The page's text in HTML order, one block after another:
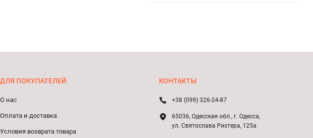
ДЛЯ ПОКУПАТЕЛЕЙ
О нас
Оплата и доставка
Условия возврата товара
КОНТАКТЫ
+38 (099) 326-24-87
65036, Одесская обл., г. Одесса,
ул. Святослава Рихтера, 125а